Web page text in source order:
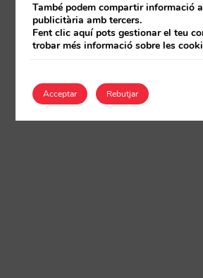
També podem compartir informació
publicitària amb tercers.
Fent clic aquí pots gestionar el teu
trobar més informació sobre les
Acceptar Rebutjar